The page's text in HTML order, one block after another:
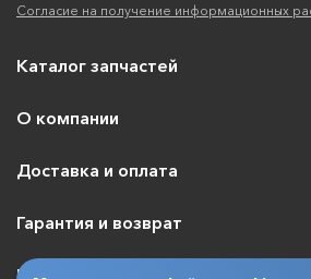
Согласие на получение информационных
Каталог запчастей
О компании
Доставка и оплата
Гарантия и возврат
Контакты